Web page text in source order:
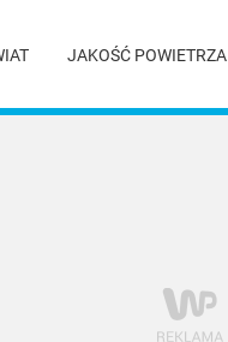
JAKOŚĆ POWIETRZA